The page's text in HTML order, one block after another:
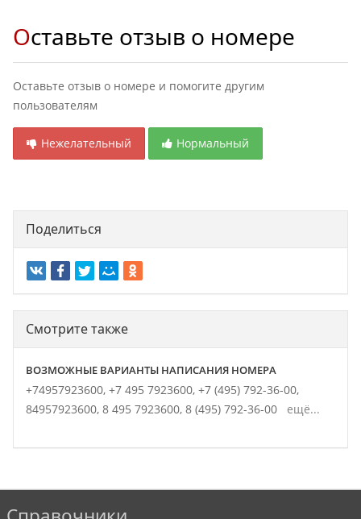
Оставьте отзыв о номере
Оставьте отзыв о номере и помогите другим
пользователям
Нежелательный Нормальный
Поделиться
Смотрите также
ВОЗМОЖНЫЕ ВАРИАНТЫ НАПИСАНИЯ НОМЕРА
+74957923600, +7 495 7923600, +7 (495) 792-36-00,
84957923600, 8 495 7923600, 8 (495) 792-36-00 ещё...